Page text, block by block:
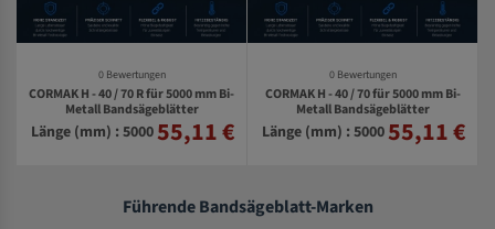
0 Bewertungen
CORMAK H - 40 / 70 R für 5000 mm Bi-
Metall Bandsägeblätter
Länge (mm) : 500055,11 €
0 Bewertungen
CORMAK H - 40 / 70 für 5000 mm Bi-
Metall Bandsägeblätter
Länge (mm) : 500055,11 €
Führende Bandsägeblatt-Marken